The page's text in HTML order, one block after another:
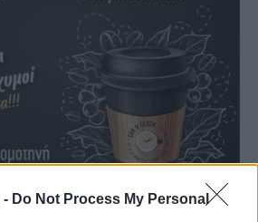
- Do Not Process My Personal